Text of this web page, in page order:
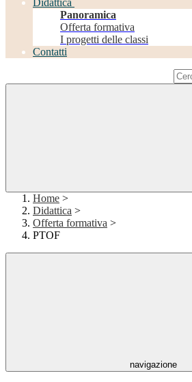
Didattica
Panoramica
Offerta formativa
I progetti delle classi
Contatti
Home >
Didattica >
Offerta formativa >
PTOF
navigazione